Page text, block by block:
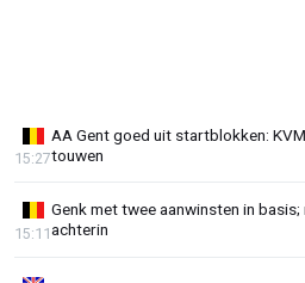
AA Gent goed uit startblokken:
touwen
15:27
Genk met twee aanwinsten in
achterin
15:11